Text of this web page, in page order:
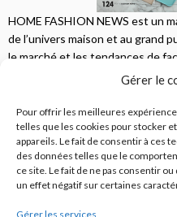
Gérer le
Pour offrir les meilleures
telles que les cookies pour stocker
appareils. Le fait de consentir à ces
des données telles que le
ce site. Le fait de ne pas consentir
un effet négatif sur certaines
Gérer les services
HOME FASHION NEWS est un
de l’univers maison et au grand
le marché et les tendances de
lecteurs une vision complète.
JE M'ABONNE